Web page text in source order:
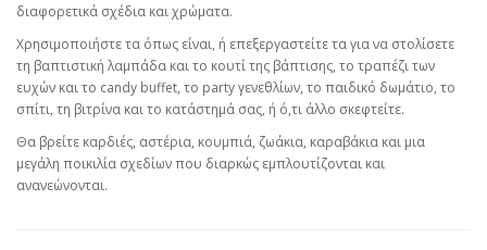
διαφορετικά σχέδια και χρώματα.
Χρησιμοποιήστε τα όπως είναι, ή επεξεργαστείτε τα για να στολίσετε
τη βαπτιστική λαμπάδα και το κουτί της βάπτισης, το τραπέζι των
ευχών και το candy buffet, το party γενεθλίων, το παιδικό δωμάτιο, το
σπίτι, τη βιτρίνα και το κατάστημά σας, ή ό,τι άλλο σκεφτείτε.
Θα βρείτε καρδιές, αστέρια, κουμπιά, ζωάκια, καραβάκια και μια
μεγάλη ποικιλία σχεδίων που διαρκώς εμπλουτίζονται και
ανανεώνονται.